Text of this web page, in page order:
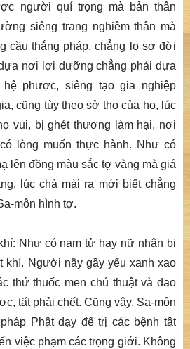
người quí trọng mà bản thân
siêng trang nghiêm thân mà
cầu thắng pháp, chẳng lo sợ đời
nơi lợi dưỡng chẳng phải dựa
phược, siêng tạo gia nghiệp
cũng tùy theo sở thọ của họ, lúc
vui, bị ghét thương làm hại, nơi
lòng muốn thực hành. Như có
lên đồng màu sắc tợ vàng mà giá
lúc chà mài ra mới biết chẳng
môn hình tợ.
Như có nam tử hay nữ nhân bị
khí. Người nầy gầy yếu xanh xao
thứ thuốc men chú thuật và dao
tất phải chết. Cũng vậy, Sa-môn
Phật dạy để trị các bệnh tật
việc phạm các trọng giới. Không